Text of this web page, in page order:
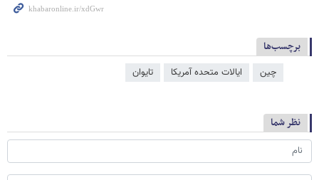
برچسب‌ها
چین ایالات متحده آمریکا تایوان
نظر شما